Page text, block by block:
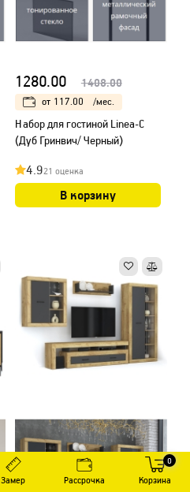
Замер Рассрочка
0
Корзина
1280.00 1408.00
от 117.00 /мес.
Набор для гостиной Linea-С
(Дуб Гринвич/ Черный)
4.921 оценка
В корзину